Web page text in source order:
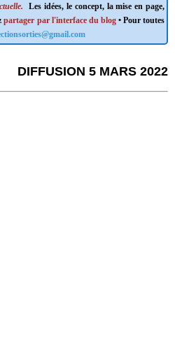
Les idées, le concept, la mise en page,
partager par l'interface du blog• Pour toutes
DIFFUSION 5 MARS 2022